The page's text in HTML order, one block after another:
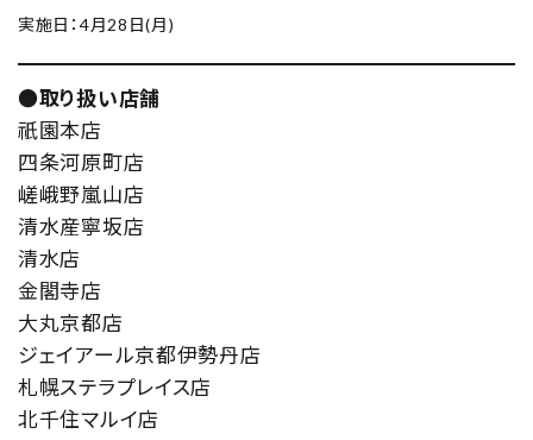
実施日：4月28日(月)
●取り扱い店舗
祇園本店
四条河原町店
嵯峨野嵐山店
清水産寧坂店
清水店
金閣寺店
大丸京都店
ジェイアール京都伊勢丹店
札幌ステラプレイス店
北千住マルイ店